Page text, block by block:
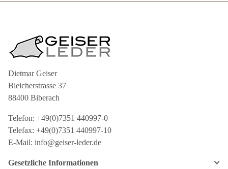
Dietmar Geiser
Bleicherstrasse 37
88400 Biberach
Telefon: +49(0)7351 440997-0
Telefax: +49(0)7351 440997-10
E-Mail: info@geiser-leder.de
Gesetzliche Informationen